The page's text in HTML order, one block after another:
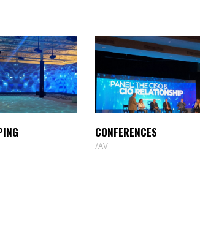
CONFERENCES
AV